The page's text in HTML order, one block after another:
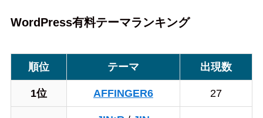
WordPress有料テーマランキング
順位 テーマ 出現数
1位 AFFINGER6 27